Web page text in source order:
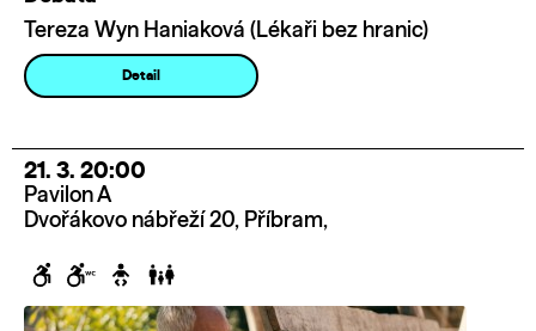
Tereza Wyn Haniaková (Lékaři bez hranic)
Detail
21. 3. 20:00
Pavilon A
Dvořákovo nábřeží 20, Příbram,